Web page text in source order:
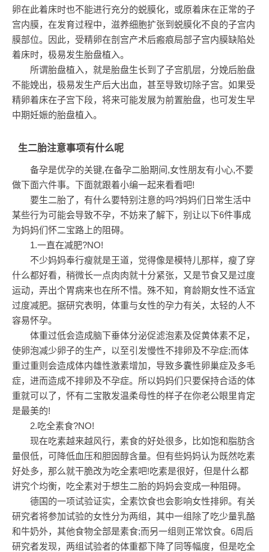
卵在此着床时也不能进行充分的蜕膜化，或原着床在正常的子
宫内膜，在发育过程中，滋养细胞扩张到蜕膜化不良的子宫内
膜部位。因此，受精卵在剖宫产术后瘢痕局部子宫内膜缺陷处
着床时，极易发生胎盘植入。
所谓胎盘植入，就是胎盘生长到了子宫肌层，分娩后胎盘
不能娩出，极易发生产后大出血，甚至导致切除子宫。如果受
精卵着床在子宫下段，将来可能发展为前置胎盘，也可发生早
中期妊娠的胎盘植入。
生二胎注意事项有什么呢
备孕是优孕的关键,在备孕二胎期间,女性朋友有小心,不要
做下面六件事。下面就跟着小编一起来看看吧!
要生二胎了，有什么要特别注意的吗?妈妈们日常生活中
某些行为可能会导致不孕，不妨来了解下，别让以下6件事成
为妈妈们怀二宝路上的阻碍。
1.一直在减肥?NO!
不少妈妈奉行瘦就是王道，觉得像是模特儿那样，瘦了穿
什么都好看，稍微长一点肉肉就十分紧张，又是节食又是过度
运动，弄出个胃病来也在所不惜。殊不知，育龄期女性不适宜
过度减肥。据研究表明，体重与女性的孕力有关，太轻的人不
容易怀孕。
体重过低会造成脑下垂体分泌促滤泡素及促黄体素不足，
使卵泡减少卵子的生产，以至引发慢性不排卵及不孕症;而体
重过重则会造成体内雄性激素增加，导致多囊性卵巢症及多毛
症，进而造成不排卵及不孕症。所以妈妈们只要保持合适的体
重就可以了，怀有二宝散发温柔母性的样子在你老公眼里肯定
是最美的!
2.吃全素食?NO!
现在吃素越来越风行，素食的好处很多，比如饱和脂肪含
量佷低，可降低血压和胆固醇含量。但有些妈妈认为既然吃素
好处多，那么就干脆改为吃全素吧!吃素是很好，但是什么都
讲究个均衡，吃全素对于想生二胎的妈妈会变成一种阻碍。
德国的一项试验证实，全素饮食也会影响女性排卵。有关
研究者将参加试验的女性分为两组，其中一组除了吃少量乳酪
和牛奶外，其他食物全部是素食;而另一组则正常饮食。6周后
研究者发现，两组试验者的体重都下降了同等幅度，但是吃全